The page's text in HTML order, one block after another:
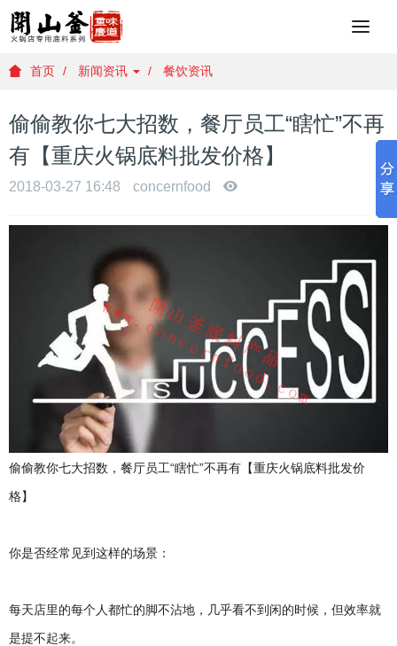
重
料
批
庆
锅
底
料
厂
家
，
重
庆
底
料
底
首页 新闻资讯 餐饮资讯
偷偷教你七大招数，餐厅员工“瞎忙”不再
有【重庆火锅底料批发价格】
2018-03-27 16:48 concernfood
偷偷教你七大招数，餐厅员工“瞎忙”不再有【重庆火锅底料批发价
格】
你是否经常见到这样的场景：
每天店里的每个人都忙的脚不沾地，几乎看不到闲的时候，但效率就
是提不起来。